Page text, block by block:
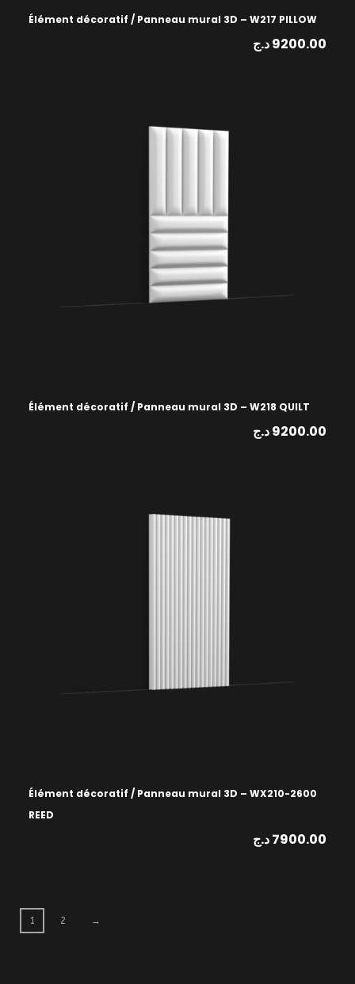
Élément décoratif / Panneau mural 3D – W217 PILLOW
9200.00د.ج
Élément décoratif / Panneau mural 3D – W218 QUILT
9200.00د.ج
Élément décoratif / Panneau mural 3D – WX210-2600
REED
7900.00د.ج
1 2 →